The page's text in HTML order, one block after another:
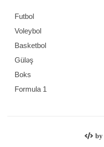
Futbol
Voleybol
Basketbol
Güləş
Boks
Formula 1
by